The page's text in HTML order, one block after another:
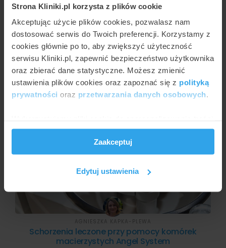
Strona Kliniki.pl korzysta z plików cookie
Akceptując użycie plików cookies, pozwalasz nam
dostosować serwis do Twoich preferencji. Korzystamy z
cookies głównie po to, aby zwiększyć użyteczność
serwisu Kliniki.pl, zapewnić bezpieczeństwo użytkownika
oraz zbierać dane statystyczne. Możesz zmienić
ustawienia plików cookies oraz zapoznać się z polityką
prywatności oraz przetwarzania danych osobowych.
i reklam, aby oferować funkcje społecznościowe i
analizować ruch w naszej witrynie. Informacje o tym, jak
korzystasz z naszej witryny, udostępniamy partnerom
społecznościowym, reklamowym i analitycznym.
otrzymanymi od Ciebie lub uzyskanymi podczas
korzystania z ich usług.
Zaakceptuj
Edytuj ustawienia
Osocze bogatopłytkowe i komórki macierzyste w
medycynie estetycznej
AGNIESZKA KAPKA-PLEWA
Schorzenia leczone przy pomocy komórek
macierzystych Angel System
AGNIESZKA KAPKA-PLEWA